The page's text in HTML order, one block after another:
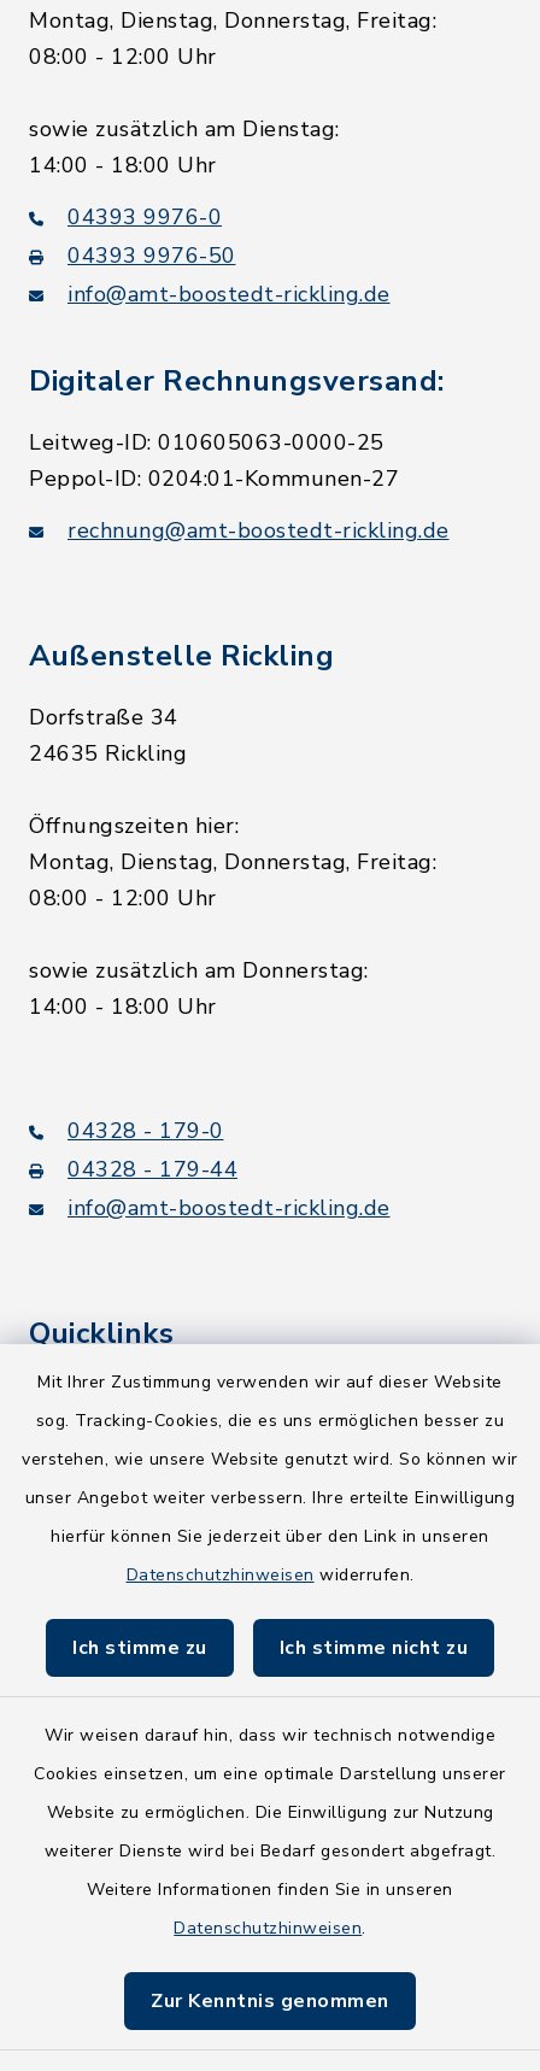
Mit Ihrer Zustimmung verwenden wir auf dieser Website
sog. Tracking-Cookies, die es uns ermöglichen besser zu
verstehen, wie unsere Website genutzt wird. So können wir
unser Angebot weiter verbessern. Ihre erteilte Einwilligung
hierfür können Sie jederzeit über den Link in unseren
Datenschutzhinweisen widerrufen.
Ich stimme zu Ich stimme nicht zu
Wir weisen darauf hin, dass wir technisch notwendige
Cookies einsetzen, um eine optimale Darstellung unserer
Website zu ermöglichen. Die Einwilligung zur Nutzung
weiterer Dienste wird bei Bedarf gesondert abgefragt.
Weitere Informationen finden Sie in unseren
Datenschutzhinweisen.
Zur Kenntnis genommen
Montag, Dienstag, Donnerstag, Freitag:
08:00 - 12:00 Uhr
sowie zusätzlich am Dienstag:
14:00 - 18:00 Uhr
04393 9976-0
04393 9976-50
info@amt-boostedt-rickling.de
Digitaler Rechnungsversand:
Leitweg-ID: 010605063-0000-25
Peppol-ID: 0204:01-Kommunen-27
rechnung@amt-boostedt-rickling.de
Außenstelle Rickling
Dorfstraße 34
24635 Rickling
Öffnungszeiten hier:
Montag, Dienstag, Donnerstag, Freitag:
08:00 - 12:00 Uhr
sowie zusätzlich am Donnerstag:
14:00 - 18:00 Uhr
04328 - 179-0
04328 - 179-44
info@amt-boostedt-rickling.de
Quicklinks
Kreis Segeberg
NEU! Amtsbroschüre 2026
Holsteiner Auenland
Fundbüro
Barrierefreiheit
Impressum